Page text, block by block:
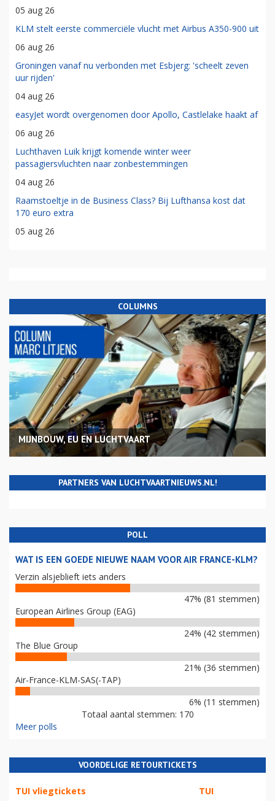
05 aug 26
KLM stelt eerste commerciële vlucht met Airbus A350-900 uit
06 aug 26
Groningen vanaf nu verbonden met Esbjerg: 'scheelt zeven
uur rijden'
04 aug 26
easyJet wordt overgenomen door Apollo, Castlelake haakt af
06 aug 26
Luchthaven Luik krijgt komende winter weer
passagiersvluchten naar zonbestemmingen
04 aug 26
Raamstoeltje in de Business Class? Bij Lufthansa kost dat
170 euro extra
05 aug 26
COLUMNS
MIJNBOUW, EU EN LUCHTVAART
PARTNERS VAN LUCHTVAARTNIEUWS.NL!
POLL
WAT IS EEN GOEDE NIEUWE NAAM VOOR AIR FRANCE-KLM?
Verzin alsjeblieft iets anders
47% (81 stemmen)
European Airlines Group (EAG)
24% (42 stemmen)
The Blue Group
21% (36 stemmen)
Air-France-KLM-SAS(-TAP)
6% (11 stemmen)
Totaal aantal stemmen: 170
Meer polls
VOORDELIGE RETOURTICKETS
TUI vliegtickets TUI